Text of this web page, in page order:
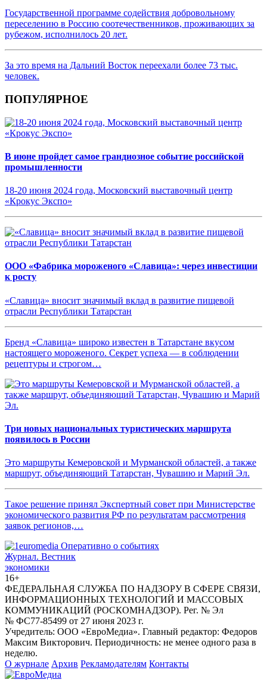
Государственной программе содействия добровольному
переселению в Россию соотечественников, проживающих за
рубежом, исполнилось 20 лет.
За это время на Дальний Восток переехали более 73 тыс.
человек.
ПОПУЛЯРНОЕ
В июне пройдет самое грандиозное событие российской
промышленности
18-20 июня 2024 года, Московский выставочный центр
«Крокус Экспо»
ООО «Фабрика мороженого «Славица»: через инвестиции
к росту
«Славица» вносит значимый вклад в развитие пищевой
отрасли Республики Татарстан
Бренд «Славица» широко известен в Татарстане вкусом
настоящего мороженого. Секрет успеха — в соблюдении
рецептуры и строгом…
Три новых национальных туристических маршрута
появилось в России
Это маршруты Кемеровской и Мурманской областей, а также
маршрут, объединяющий Татарстан, Чувашию и Марий Эл.
Такое решение принял Экспертный совет при Министерстве
экономического развития РФ по результатам рассмотрения
заявок регионов,…
Журнал. Вестник
экономики
16+
ФЕДЕРАЛЬНАЯ СЛУЖБА ПО НАДЗОРУ В СФЕРЕ СВЯЗИ,
ИНФОРМАЦИОННЫХ ТЕХНОЛОГИЙ И МАССОВЫХ
КОММУНИКАЦИЙ (РОСКОМНАДЗОР). Рег. № Эл
№ ФС77-85499 от 27 июня 2023 г.
Учредитель: ООО «ЕвроМедиа». Главный редактор: Федоров
Максим Викторович. Периодичность: не менее одного раза в
неделю.
О журнале Архив Рекламодателям Контакты